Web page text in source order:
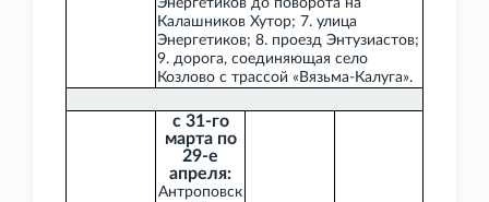
Энергетиков до поворота на
Калашников Хутор; 7. улица
Энергетиков; 8. проезд Энтузиастов;
9. дорога, соединяющая село
Козлово с трассой «Вязьма-Калуга».
с 31-го
марта по
29-е
апреля:
Антроповск